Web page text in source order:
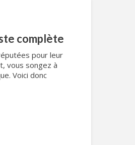
complète
pour leur
vous songez à
Voici donc